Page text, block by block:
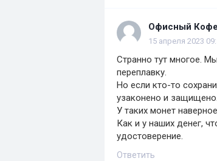
Офисный Кофе
15 апреля 2023
Странно тут многое.
переплавку.
Но если кто-то
узаконено и защищено.
У таких монет
Как и у наших денег,
удостоверение.
Ответить